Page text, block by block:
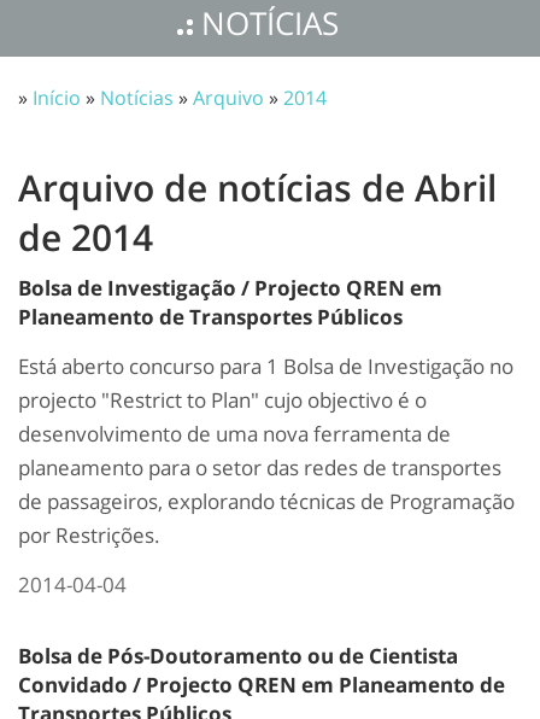
NOTÍCIAS
» Início » Notícias »Arquivo »2014
Arquivo de notícias de Abril
de 2014
Bolsa de Investigação / Projecto QREN em
Planeamento de Transportes Públicos
Está aberto concurso para 1 Bolsa de Investigação no
projecto "Restrict to Plan" cujo objectivo é o
desenvolvimento de uma nova ferramenta de
planeamento para o setor das redes de transportes
de passageiros, explorando técnicas de Programação
por Restrições.
2014-04-04
Bolsa de Pós-Doutoramento ou de Cientista
Convidado / Projecto QREN em Planeamento de